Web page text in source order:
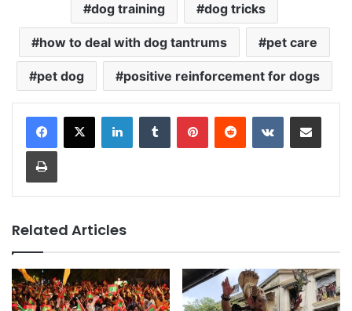
dog training dog tricks
how to deal with dog tantrums pet care
pet dog positive reinforcement for dogs
LinkedInTumblr PinterestReddit VKontakteShare via Email
Print
Related Articles